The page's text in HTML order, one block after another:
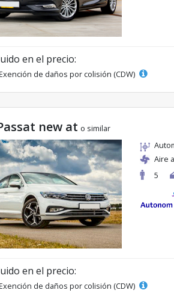
en el precio:
de daños por colisión (CDW)
new at o similar
Aire
5
en el precio:
de daños por colisión (CDW)